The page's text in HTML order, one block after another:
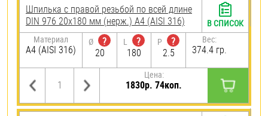
Шпилька с правой резьбой по всей длине
DIN 976 20х180 мм (нерж.) A4 (AISI 316)
Материал
A4 (AISI 316)
Ø
?
20
L
?
180
P
?
2.5
Вес:
374.4 гр.
Цена:
1830р. 74коп.
В СПИСОК